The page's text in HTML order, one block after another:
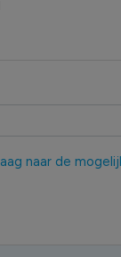
naar de